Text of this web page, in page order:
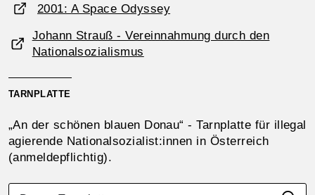
2001: A Space Odyssey
Johann Strauß - Vereinnahmung durch den
Nationalsozialismus
TARNPLATTE
„An der schönen blauen Donau“ - Tarnplatte für illegal
agierende Nationalsozialist:innen in Österreich
(anmeldepflichtig).